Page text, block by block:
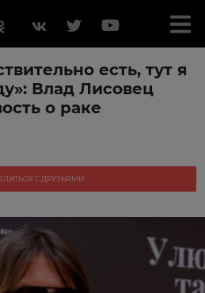
есть, тут я
Влад Лисовец
о раке
С ДРУЗЬЯМИ